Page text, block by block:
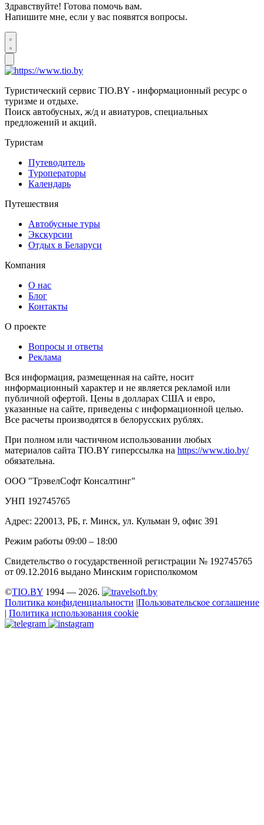
Здравствуйте! Готова помочь вам.
Напишите мне, если у вас появятся вопросы.
Туристический сервис TIO.BY - информационный ресурс о
туризме и отдыхе.
Поиск автобусных, ж/д и авиатуров, специальных
предложений и акций.
Туристам
Путеводитель
Туроператоры
Календарь
Путешествия
Автобусные туры
Экскурсии
Отдых в Беларуси
Компания
О нас
Блог
Контакты
О проекте
Вопросы и ответы
Реклама
Вся информация, размещенная на сайте, носит
информационный характер и не является рекламой или
публичной офертой. Цены в долларах США и евро,
указанные на сайте, приведены с информационной целью.
Все расчеты производятся в белорусских рублях.
При полном или частичном использовании любых
материалов сайта TIO.BY гиперссылка на https://www.tio.by/
обязательна.
ООО "ТрэвелСофт Консалтинг"
УНП 192745765
Адрес: 220013, РБ, г. Минск, ул. Кульман 9, офис 391
Режим работы 09:00 – 18:00
Свидетельство о государственной регистрации № 192745765
от 09.12.2016 выдано Минским горисполкомом
©TIO.BY 1994 — 2026.
Политика конфиденциальности |Пользовательское соглашение
| Политика использования cookie